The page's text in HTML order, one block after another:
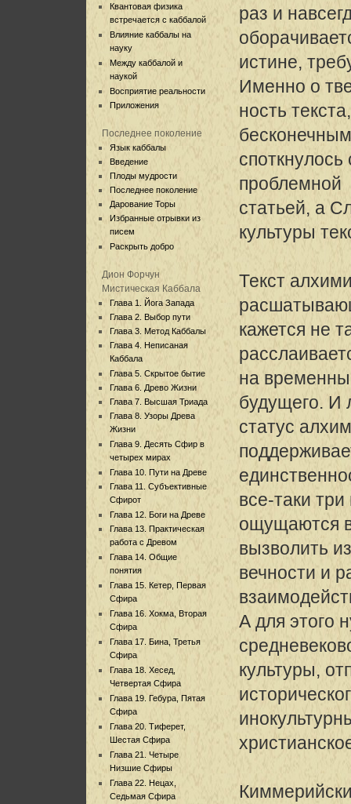
Квантовая физика
встречается с каббалой
Влияние каббалы на
науку
Между каббалой и
наукой
Восприятие реальности
Приложения
Последнее поколение
Язык каббалы
Введение
Плоды мудрости
Последнее поколение
Дарование Торы
Избранные отрывки из
писем
Раскрыть добро
Дион Форчун
Мистическая Каббала
Глава 1. Йога Запада
Глава 2. Выбор пути
Глава 3. Метод Каббалы
Глава 4. Неписаная
Каббала
Глава 5. Скрытое бытие
Глава 6. Древо Жизни
Глава 7. Высшая Триада
Глава 8. Узоры Древа
Жизни
Глава 9. Десять Сфир в
четырех мирах
Глава 10. Пути на Древе
Глава 11. Субъективные
Сфирот
Глава 12. Боги на Древе
Глава 13. Практическая
работа с Древом
Глава 14. Общие
понятия
Глава 15. Кетер, Первая
Сфира
Глава 16. Хокма, Вторая
Сфира
Глава 17. Бина, Третья
Сфира
Глава 18. Хесед,
Четвертая Сфира
Глава 19. Гебура, Пятая
Сфира
Глава 20. Тиферет,
Шестая Сфира
Глава 21. Четыре
Низшие Сфиры
Глава 22. Нецах,
Седьмая Сфира
раз и
истине,
Именно о
ность
проблемной
статьей, а
культуры
Текст
кажется не
на
будущего. И
статус
все-таки
ощущаются
вызволить
вечности и
А для этого
культуры,